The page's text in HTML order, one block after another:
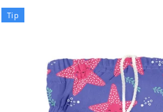
Tip